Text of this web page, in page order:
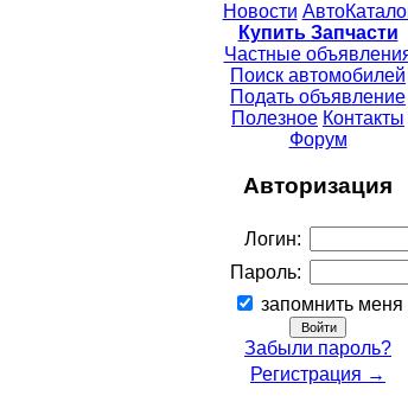
Новости
Купить Запчасти
Частные
Поиск автомобилей
Подать объявление
Полезное Контакты
Форум
Авторизация
Логин:
Пароль:
запомнить меня
Забыли пароль?
Регистрация →